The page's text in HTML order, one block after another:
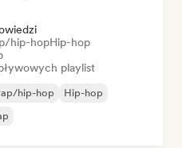
hip-hopHip-hop
playlist
hip-hop
Hip-hop